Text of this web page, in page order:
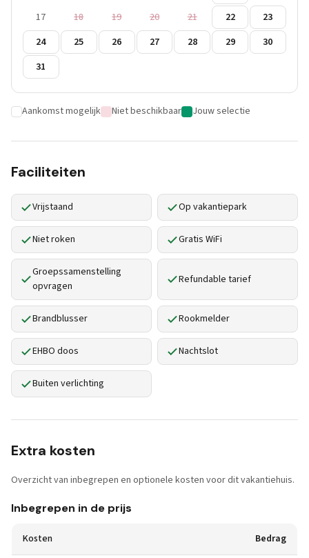
17
18 19 20 21 22
23
24
25 26 27 28 29
30
31
Aankomst mogelijk Niet beschikbaar Jouw selectie
Faciliteiten
Vrijstaand Op vakantiepark
Niet roken Gratis WiFi
Groepssamenstelling
opvragen
Refundable tarief
Brandblusser Rookmelder
EHBO doos Nachtslot
Buiten verlichting
Extra kosten
Overzicht van inbegrepen en optionele kosten voor dit vakantiehuis.
Inbegrepen in de prijs
Kosten Bedrag